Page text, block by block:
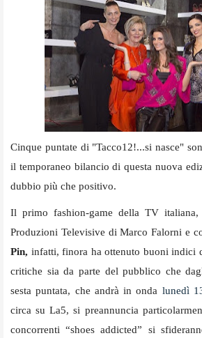
Cinque puntate di "Tacco12!...si nasce"
il temporaneo bilancio di questa nuova
dubbio più che positivo.
Il primo fashion-game della TV
Produzioni Televisive di Marco Falorni e
Pin, infatti, finora ha ottenuto buoni indici
critiche sia da parte del pubblico che
sesta puntata, che andrà in onda lunedì
circa su La5, si preannuncia
concorrenti “shoes addicted” si